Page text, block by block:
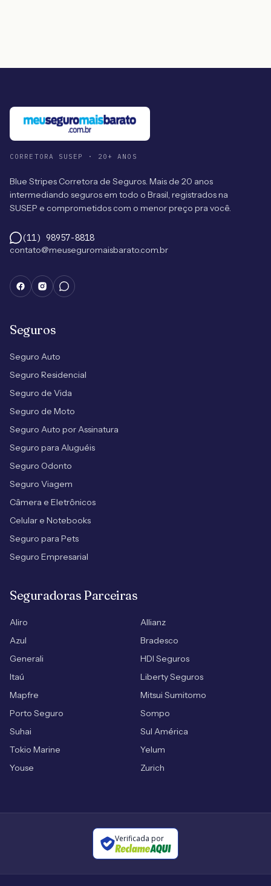
CORRETORA SUSEP · 20+ ANOS
Blue Stripes Corretora de Seguros. Mais de 20 anos
intermediando seguros em todo o Brasil, registrados na
SUSEP e comprometidos com o menor preço pra você.
(11) 98957-8818
contato@meuseguromaisbarato.com.br
Seguros
Seguro Auto
Seguro Residencial
Seguro de Vida
Seguro de Moto
Seguro Auto por Assinatura
Seguro para Aluguéis
Seguro Odonto
Seguro Viagem
Câmera e Eletrônicos
Celular e Notebooks
Seguro para Pets
Seguro Empresarial
Seguradoras Parceiras
Aliro
Allianz
Azul
Bradesco
Generali
HDI Seguros
Itaú
Liberty Seguros
Mapfre
Mitsui Sumitomo
Porto Seguro
Sompo
Suhai
Sul América
Tokio Marine
Yelum
Youse
Zurich
Verificada por